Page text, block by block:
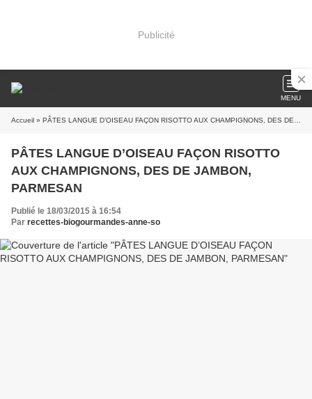
Publicité
MENU
Accueil » PÂTES LANGUE D’OISEAU FAÇON RISOTTO AUX CHAMPIGNONS, DES DE JAMBON, PARMESAN
PÂTES LANGUE D’OISEAU FAÇON RISOTTO
AUX CHAMPIGNONS, DES DE JAMBON,
PARMESAN
Publié le 18/03/2015 à 16:54
Par recettes-biogourmandes-anne-so